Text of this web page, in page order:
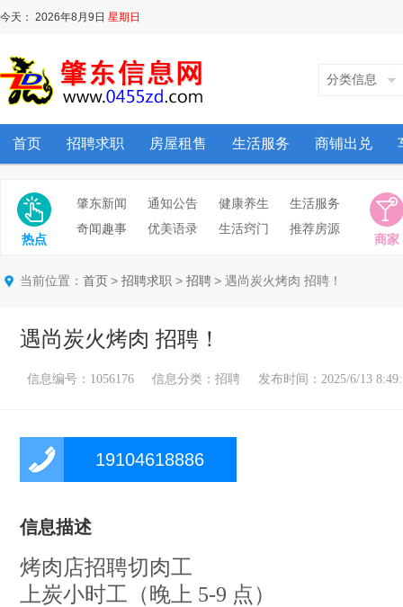
今天： 2026年8月9日 星期日
分类信息
首页 招聘求职 房屋租售 生活服务 商铺出兑
肇东新闻 通知公告 健康养生
生活服务
奇闻趣事
优美语录 生活窍门 推荐房源
热点 商家
当前位置： 首页 > 招聘求职 > 招聘 > 遇尚炭火烤肉 招聘！
遇尚炭火烤肉 招聘！
信息编号：1056176 信息分类：招聘 发布时间：2025/6/13
19104618886
信息描述
烤肉店招聘切肉工
上炭小时工（晚上 5-9 点）